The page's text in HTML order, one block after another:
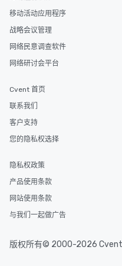
移动活动应用程序
战略会议管理
网络民意调查软件
网络研讨会平台
Cvent 首页
联系我们
客户支持
您的隐私权选择
隐私权政策
产品使用条款
网站使用条款
与我们一起做广告
版权所有© 2000-2026 Cvent,